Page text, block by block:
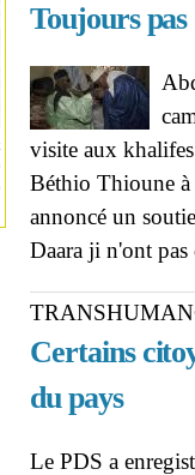
Toujours
visite aux
Béthio Thioune à
annoncé un
Daara ji n'ont
Certains
du pays
Le PDS a